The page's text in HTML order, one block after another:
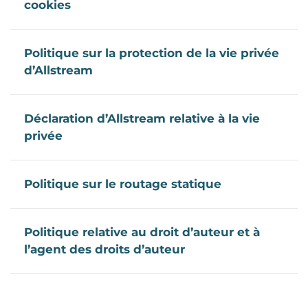
cookies
Politique sur la protection de la vie privée
d’Allstream
Déclaration d’Allstream relative à la vie
privée
Politique sur le routage statique
Politique relative au droit d’auteur et à
l’agent des droits d’auteur